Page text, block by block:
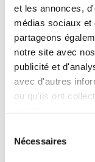
et les annonces,
médias sociaux et
partageons
notre site avec
publicité et
avec d'autres
ou qu'ils ont
Nécessaires
RÉSERVER
Infos pratiques
Durée : 1h20
Tout Public –